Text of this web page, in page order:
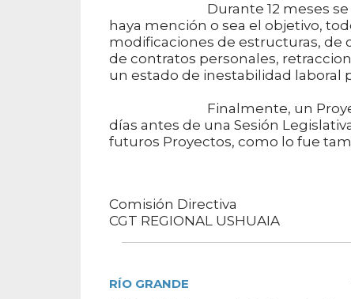
Durante 12 meses se
haya mención o sea el objetivo,
modificaciones de estructuras, de
de contratos personales,
un estado de inestabilidad laboral
Finalmente, un Proyecto de
días antes de una Sesión
futuros Proyectos, como lo fue
Comisión Directiva
CGT REGIONAL USHUAIA
RÍO GRANDE